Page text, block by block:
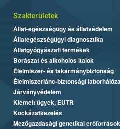
Szakterületek
Állat-egészségügy és állatvédelem
Állategészségügyi diagnosztika
Állatgyógyászati termékek
Borászat és alkoholos italok
Élelmiszer- és takarmánybiztonság
Élelmiszerlánc-biztonsági
Járványvédelem
Kiemelt ügyek, EUTR
Kockázatkezelés
Mezőgazdasági genetikai erőforrások